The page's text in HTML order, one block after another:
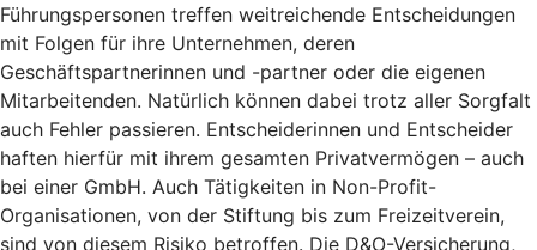
Führungspersonen treffen weitreichende Entscheidungen
mit Folgen für ihre Unternehmen, deren
Geschäftspartnerinnen und -partner oder die eigenen
Mitarbeitenden. Natürlich können dabei trotz aller Sorgfalt
auch Fehler passieren. Entscheiderinnen und Entscheider
haften hierfür mit ihrem gesamten Privatvermögen – auch
bei einer GmbH. Auch Tätigkeiten in Non-Profit-
Organisationen, von der Stiftung bis zum Freizeitverein,
sind von diesem Risiko betroffen. Die D&O-Versicherung,